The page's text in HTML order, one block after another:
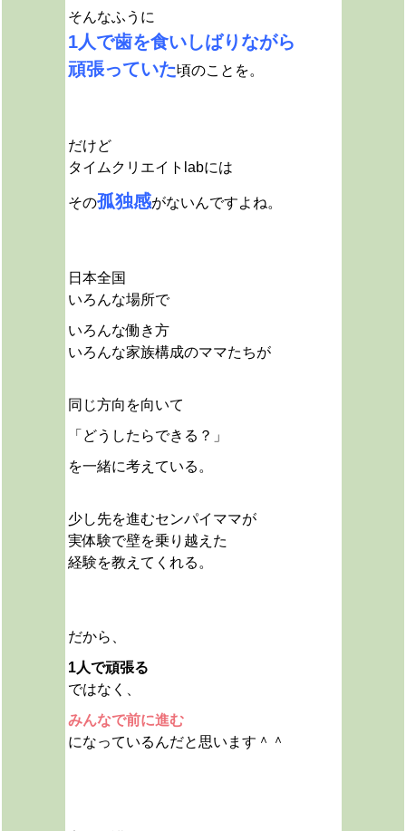
そんなふうに
1人で歯を食いしばりながら
頑張っていた頃のことを。
だけど
タイムクリエイトlabには
その孤独感がないんですよね。
日本全国
いろんな場所で
いろんな働き方
いろんな家族構成のママたちが
同じ方向を向いて
「どうしたらできる？」
を一緒に考えている。
少し先を進むセンパイママが
実体験で壁を乗り越えた
経験を教えてくれる。
だから、
1人で頑張る
ではなく、
みんなで前に進む
になっているんだと思います＾＾